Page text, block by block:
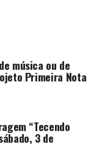
música ou de
Primeira Nota
“Tecendo
3 de